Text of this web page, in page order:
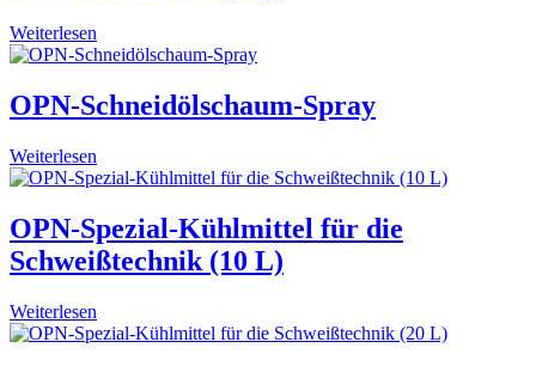
Weiterlesen
OPN-Schneidölschaum-Spray
Weiterlesen
OPN-Spezial-Kühlmittel für die
Schweißtechnik (10 L)
Weiterlesen